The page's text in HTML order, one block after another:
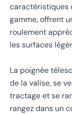
caractéristiques
gamme, offrent
roulement
les surfaces
La poignée
de la valise, se
tractage et se
rangez dans un